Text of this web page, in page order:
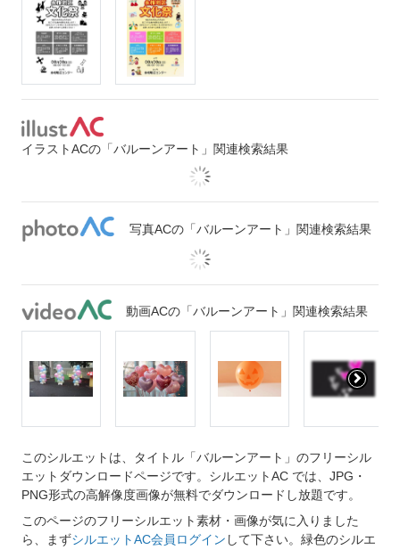
イラストACの「バルーンアート」関連検索結果
写真ACの「バルーンアート」関連検索結果
動画ACの「バルーンアート」関連検索結果
このシルエットは、タイトル「バルーンアート」のフリーシル
エットダウンロードページです。シルエットAC では、JPG・
PNG形式の高解像度画像が無料でダウンロードし放題です。
このページのフリーシルエット素材・画像が気に入りました
ら、まずシルエットAC会員ログイン して下さい。緑色のシルエ